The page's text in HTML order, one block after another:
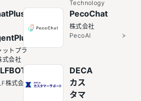
Technology
/
ットプラ
式会社
PecoChat
株式会社
PecoAI
株式会
DECA
カス
タマ